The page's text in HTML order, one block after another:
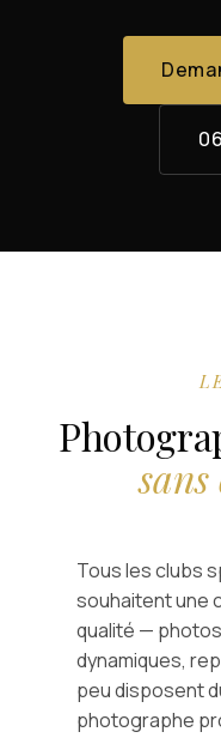
Tous les clubs
souhaitent une
qualité —
dynamiques,
peu disposent
photographe